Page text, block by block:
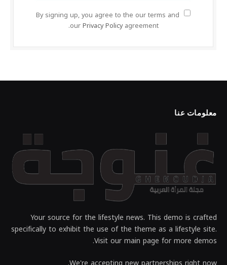
By signing up, you agree to the our terms and
ourPrivacy Policyagreement.
معلومات عنا
Your source for the lifestyle news. This demo is crafted
specifically to exhibit the use of the theme as a lifestyle site.
Visit our main page for more demos.